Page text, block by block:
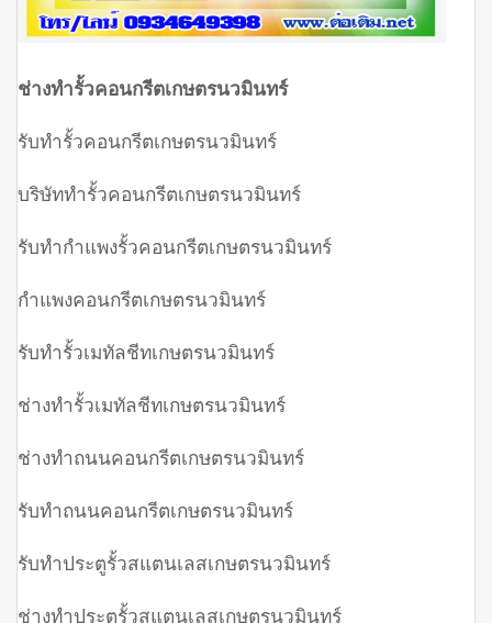
ช่างทำรั้วคอนกรีตเกษตรนวมินทร์
รับทำรั้วคอนกรีตเกษตรนวมินทร์
บริษัททำรั้วคอนกรีตเกษตรนวมินทร์
รับทำกำแพงรั้วคอนกรีตเกษตรนวมินทร์
กำแพงคอนกรีตเกษตรนวมินทร์
รับทำรั้วเมทัลชีทเกษตรนวมินทร์
ช่างทำรั้วเมทัลชีทเกษตรนวมินทร์
ช่างทำถนนคอนกรีตเกษตรนวมินทร์
รับทำถนนคอนกรีตเกษตรนวมินทร์
รับทำประตูรั้วสแตนเลสเกษตรนวมินทร์
ช่างทำประตูรั้วสแตนเลสเกษตรนวมินทร์